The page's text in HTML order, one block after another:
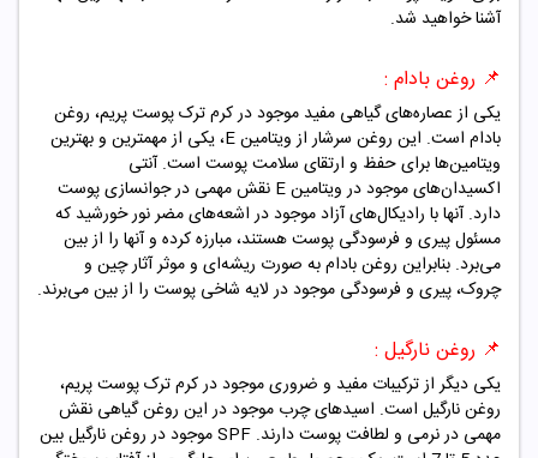
آشنا خواهید شد.
📌 روغن بادام :
یکی از عصاره‌های گیاهی مفید موجود در کرم ترک پوست پریم، روغن
بادام است. این روغن سرشار از ویتامین E، یکی از مهمترین و بهترین
ویتامین‌ها برای حفظ و ارتقای سلامت پوست است. آنتی
اکسیدان‌های موجود در ویتامین E نقش مهمی در جوانسازی پوست
دارد. آنها با رادیکال‌های آزاد موجود در اشعه‌های مضر نور خورشید که
مسئول پیری و فرسودگی پوست هستند، مبارزه کرده و آنها را از بین
می‌برد. بنابراین روغن بادام به صورت ریشه‌ای و موثر آثار چین و
چروک، پیری و فرسودگی موجود در لایه شاخی پوست را از بین می‌برند.
📌 روغن نارگیل :
یکی دیگر از ترکیبات مفید و ضروری موجود در کرم ترک پوست پریم،
روغن نارگیل است. اسیدهای چرب موجود در این روغن گیاهی نقش
مهمی در نرمی و لطافت پوست دارند. SPF موجود در روغن نارگیل بین